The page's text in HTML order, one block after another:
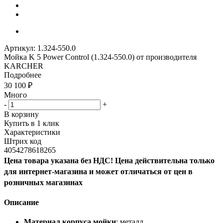
Артикул: 1.324-550.0
Мойка K 5 Power Control (1.324-550.0) от производителя
KARCHER
Подробнее
30 100 ₽
Много
-
+
В корзину
Купить в 1 клик
Характеристики
Штрих код
4054278618265
Цена товара указана без НДС! Цена действительна только
для интернет-магазина и может отличаться от цен в
розничных магазинах
Описание